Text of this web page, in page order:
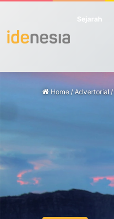
Sejarah
Home / Advertorial /